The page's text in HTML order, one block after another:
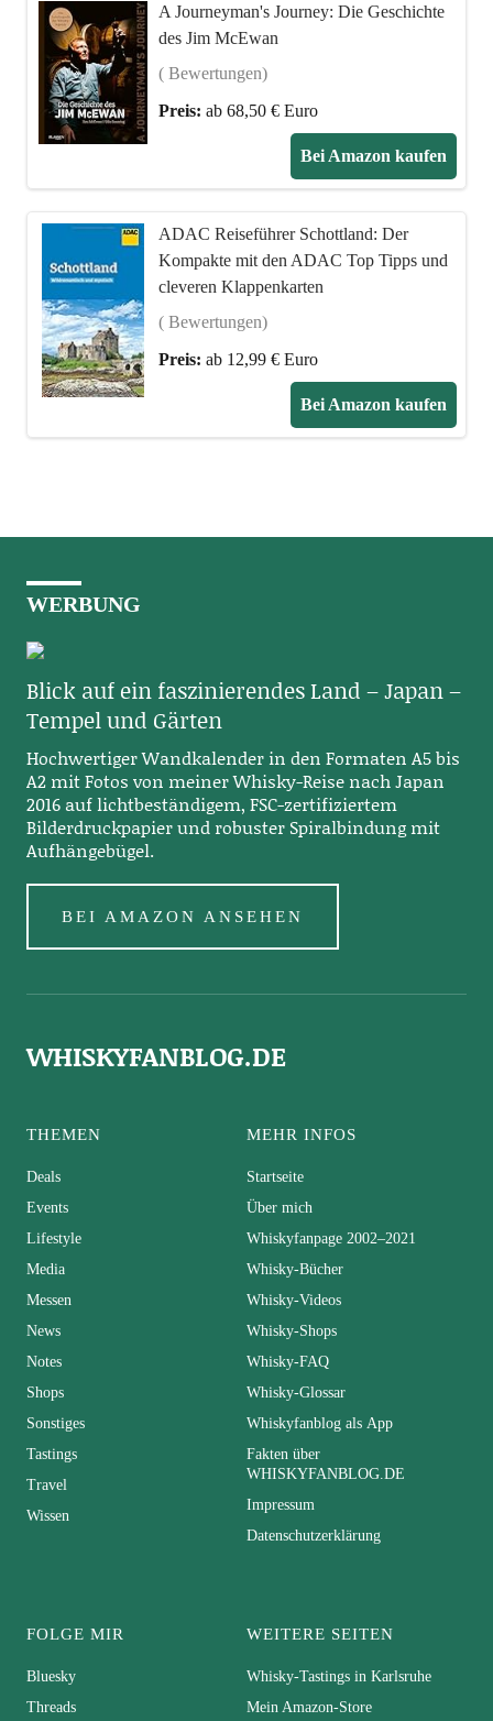
A Journeyman's Journey: Die Geschichte
des Jim McEwan
( Bewertungen)
Preis: ab 68,50 € Euro
Bei Amazon kaufen
ADAC Reiseführer Schottland: Der
Kompakte mit den ADAC Top Tipps und
cleveren Klappenkarten
( Bewertungen)
Preis: ab 12,99 € Euro
Bei Amazon kaufen
WERBUNG
Blick auf ein faszinierendes Land – Japan –
Tempel und Gärten
Hochwertiger Wandkalender in den Formaten A5 bis
A2 mit Fotos von meiner Whisky-Reise nach Japan
2016 auf lichtbeständigem, FSC-zertifiziertem
Bilderdruckpapier und robuster Spiralbindung mit
Aufhängebügel.
BEI AMAZON ANSEHEN
WHISKYFANBLOG.DE
THEMEN
Deals
Events
Lifestyle
Media
Messen
News
Notes
Shops
Sonstiges
Tastings
Travel
Wissen
MEHR INFOS
Startseite
Über mich
Whiskyfanpage 2002–2021
Whisky-Bücher
Whisky-Videos
Whisky-Shops
Whisky-FAQ
Whisky-Glossar
Whiskyfanblog als App
Fakten über
WHISKYFANBLOG.DE
Impressum
Datenschutzerklärung
FOLGE MIR
Bluesky
Threads
WEITERE SEITEN
Whisky-Tastings in Karlsruhe
Mein Amazon-Store